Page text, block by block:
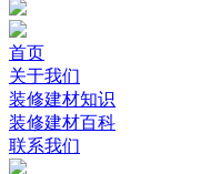
首页
关于我们
装修建材知识
装修建材百科
联系我们